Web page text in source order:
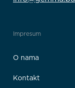
Impresum
O nama
Kontakt